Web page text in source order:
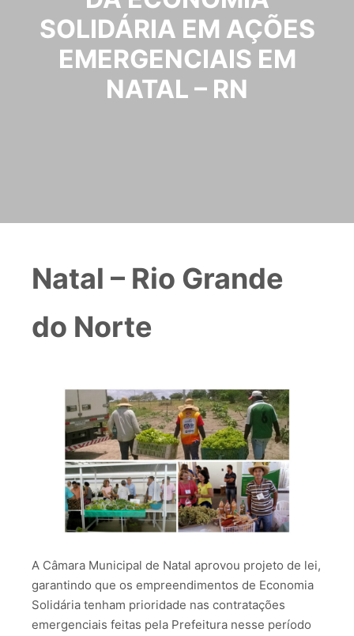
SOLIDÁRIA EM AÇÕES
EMERGENCIAIS EM
NATAL – RN
Natal – Rio Grande
do Norte
A Câmara Municipal de Natal aprovou projeto de lei,
garantindo que os empreendimentos de Economia
Solidária tenham prioridade nas contratações
emergenciais feitas pela Prefeitura nesse período